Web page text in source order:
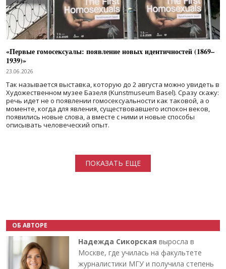
«Первые гомосексуалы: появление новых идентичностей (1869–
1939)»
23.06.2026
Так называется выставка, которую до 2 августа можно увидеть в
Художественном музее Базеля (Kunstmuseum Basel). Сразу скажу:
речь идет не о появлении гомосексуальности как таковой, а о
моменте, когда для явления, существовавшего испокон веков,
появились новые слова, а вместе с ними и новые способы
описывать человеческий опыт.
ПОКАЗАТЬ ЕЩЕ
ОБ АВТОРЕ
Надежда Сикорская выросла в
Москве, где училась на факультете
журналистики МГУ и получила степень